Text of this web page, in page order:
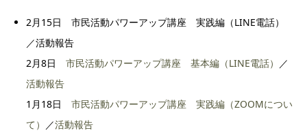
2月15日 市民活動パワーアップ講座 実践編（LINE電話）
／活動報告
2月8日市民活動パワーアップ講座 基本編（LINE電話） ／
活動報告
1月18日市民活動パワーアップ講座 実践編（ZOOMについ
て） ／活動報告